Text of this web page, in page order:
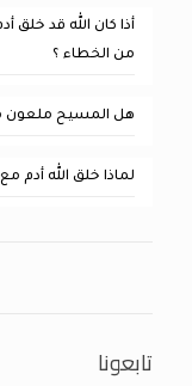
أذا كان الله قد خلق
من الخطاء ؟
هل المسيح ملعون
لماذا خلق الله
تابعونا